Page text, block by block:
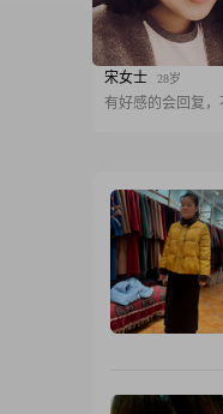
宋女士 28岁
有好感的会回复，